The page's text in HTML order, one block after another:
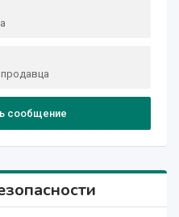
сообщение